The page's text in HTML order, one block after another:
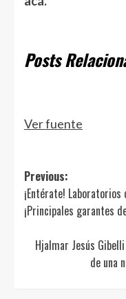
Posts
Ver fuente
Post
navigation
Previous:
¡Entérate!
¡Principales garantes
Hjalmar Jesús
de una